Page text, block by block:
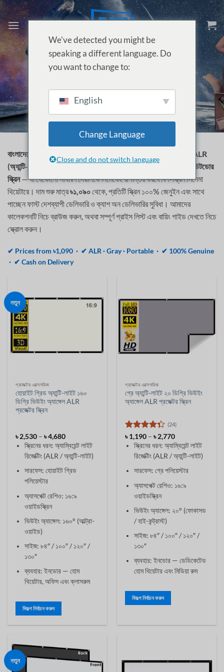
Skip
to
content
বাংলাদেশে সেরা প্রজেক্টর স্ক্রিনের দাম খুঁজছেন?
ALR
(অ্যান্টি-লাইট) স্ক্রিন, হাই-কন্ট্রাস্টগ্রে ALR স্ক্রিনএবংপোর্টেবল ইনডোর/আউটডোর
স্ক্রিন— যা যেকোনো সাধারণ দেয়ালকে নিমেষেই রূপান্তর করবে বিগ-স্ক্রিন সিনেমা
থিয়েটারে। দাম শুরু মাত্র৳১,০৯০থেকে, প্রতিটি স্ক্রিন ১০০% জেনুইন এবং সাথে
পাচ্ছেন ফাস্ট দেশব্যাপী ডেলিভারি ও ক্যাশ অন ডেলিভারির সুবিধা। আমাদের
কালেকশনটি নিচে ব্রাউজ করুন, অথবা সম্পূর্ণ প্রাইস লিস্ট এবং বায়িং গাইড দেখতে নিচে
স্ক্রোল করুন।
✔ Prices from ৳1,090 · ✔ ALR · Gray · Portable · ✔ 100% Genuine
· ✔ Cash on Delivery
নতুন
প্রজেক্টর এক্সেসরিজ
হোয়াইট গ্রিড অ্যান্টি-লাইট ১৬০
ডিগ্রি ভিউইং অ্যাঙ্গেল ALR
প্রজেক্টর স্ক্রিন
৳2,530 – ৳4,680মূল্য
সীমা:
৳ 2,530
থেকে
৳ 4,680
স্ক্রিনের ধরন: অ্যাম্বিয়েন্ট লাইট
রিজেক্টিং (ALR / অ্যান্টি-লাইট)
সারফেস: হোয়াইট গ্রিড
পলিয়েস্টার
অ্যাসপেক্ট রেশিও: ১৬:৯
ওয়াইডস্ক্রিন
ভিউইং অ্যাঙ্গেল: ১৬০° (আল্ট্রা-
ওয়াইড)
সাইজ: ৮৪″ / ১০০″ / ১২০″ /
১৩০″
ব্যবহার: ইনডোর — হোম
থিয়েটার, অফিস এবং ক্লাসরুম
বিকল্প নির্বাচন করুন
রূপ
রয়েছে।
প্রজেক্টর এক্সেসরিজ
গ্রে অ্যান্টি-লাইট ২০ ডিগ্রি ভিউইং
অ্যাঙ্গেল ALR প্রজেক্টর স্ক্রিন
5 ের মধ্যে
4.33রেট
(24)
৳1,190 – ৳2,770মূল্য
সীমা:
৳ 1,190
থেকে
৳ 2,770
স্ক্রিনের ধরন: অ্যাম্বিয়েন্ট লাইট
রিজেক্টিং (ALR / অ্যান্টি-লাইট)
সারফেস: গ্রে পলিয়েস্টার
অ্যাসপেক্ট রেশিও: ১৬:৯
ওয়াইডস্ক্রিন
ভিউইং অ্যাঙ্গেল: ২০° (ফোকাসড
/ হাই-কন্ট্রাস্ট)
সাইজ: ৮৪″ / ১০০″ / ১২০″ /
১৩০″
ব্যবহার: ইনডোর — ডেডিকেটেড
হোম থিয়েটার এবং মিডিয়া রুম
বিকল্প নির্বাচন করুন
বিকল্পগুলো
নতুন
We've detected you might be
speaking a different language. Do
you want to change to:
English
Change Language
Close and do not switch language